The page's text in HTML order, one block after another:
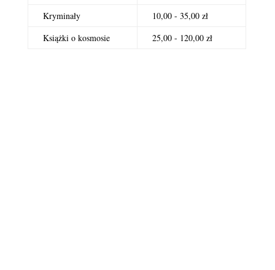
Kryminały
10,00 - 35,00 zł
Książki o kosmosie
25,00 - 120,00 zł